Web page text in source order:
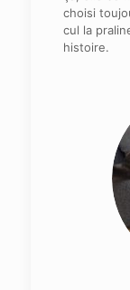
choisi
cul la
histoire.